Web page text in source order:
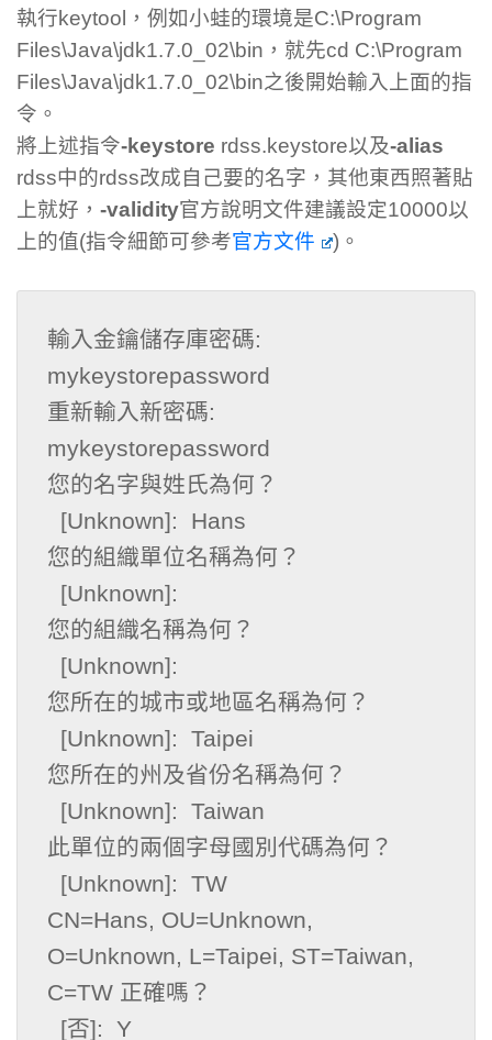
執行keytool，例如小蛙的環境是C:\Program
Files\Java\jdk1.7.0_02\bin，就先cd C:\Program
Files\Java\jdk1.7.0_02\bin之後開始輸入上面的指
令。
將上述指令-keystore rdss.keystore以及-alias
rdss中的rdss改成自己要的名字，其他東西照著貼
上就好， -validity官方說明文件建議設定10000以
上的值(指令細節可參考官方文件 )。
輸入金鑰儲存庫密碼:
mykeystorepassword
重新輸入新密碼:
mykeystorepassword
您的名字與姓氏為何？
[Unknown]:  Hans
您的組織單位名稱為何？
[Unknown]:
您的組織名稱為何？
[Unknown]:
您所在的城市或地區名稱為何？
[Unknown]:  Taipei
您所在的州及省份名稱為何？
[Unknown]:  Taiwan
此單位的兩個字母國別代碼為何？
[Unknown]:  TW
CN=Hans, OU=Unknown,
O=Unknown, L=Taipei, ST=Taiwan,
C=TW 正確嗎？
[否]:  Y